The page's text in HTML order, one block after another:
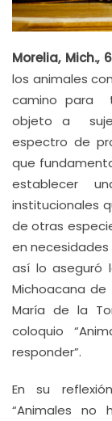
Morelia, Mich.,
los animales
camino para
objeto a
espectro de
que
establecer
institucionales
de otras
en
así lo aseguró
Michoacana de
María de la
coloquio
responder”.
En su
“Animales no